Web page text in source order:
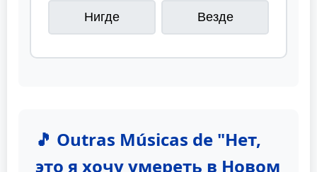
Нигде Везде
🎵 Outras Músicas de "Нет,
это я хочу умереть в Новом